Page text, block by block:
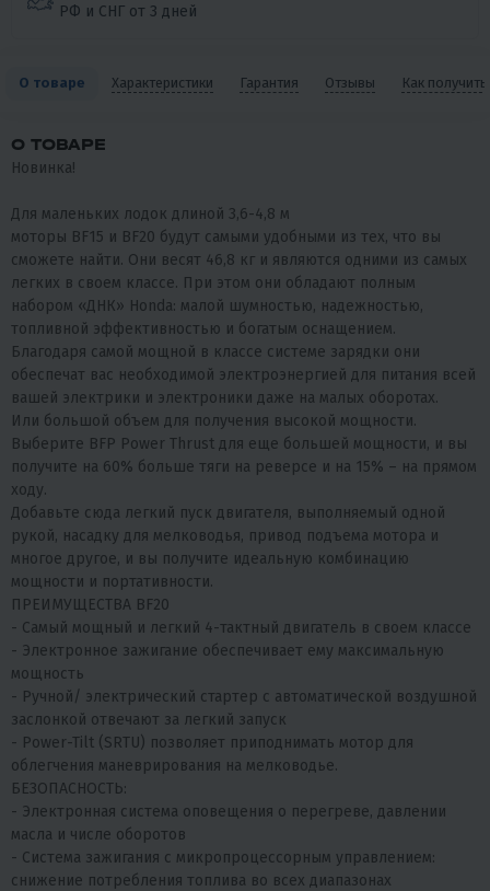
РФ и СНГ от 3 дней
О товаре Характеристики Гарантия Отзывы Как получить
О ТОВАРЕ
Новинка!
Для маленьких лодок длиной 3,6-4,8 м
моторы BF15 и BF20 будут самыми удобными из тех, что вы
сможете найти. Они весят 46,8 кг и являются одними из самых
легких в своем классе. При этом они обладают полным
набором «ДНК» Honda: малой шумностью, надежностью,
топливной эффективностью и богатым оснащением.
Благодаря самой мощной в классе системе зарядки они
обеспечат вас необходимой электроэнергией для питания всей
вашей электрики и электроники даже на малых оборотах.
Или большой объем для получения высокой мощности.
Выберите BFP Power Thrust для еще большей мощности, и вы
получите на 60% больше тяги на реверсе и на 15% – на прямом
ходу.
Добавьте сюда легкий пуск двигателя, выполняемый одной
рукой, насадку для мелководья, привод подъема мотора и
многое другое, и вы получите идеальную комбинацию
мощности и портативности.
ПРЕИМУЩЕСТВА BF20
- Самый мощный и легкий 4-тактный двигатель в своем классе
- Электронное зажигание обеспечивает ему максимальную
мощность
- Ручной/ электрический стартер с автоматической воздушной
заслонкой отвечают за легкий запуск
- Power-Tilt (SRTU) позволяет приподнимать мотор для
облегчения маневрирования на мелководье.
БЕЗОПАСНОСТЬ:
- Электронная система оповещения о перегреве, давлении
масла и числе оборотов
- Система зажигания с микропроцессорным управлением:
снижение потребления топлива во всех диапазонах